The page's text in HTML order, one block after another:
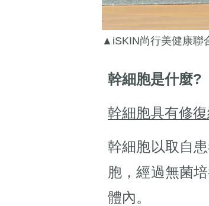
▲iSKIN尚行美健康聯
幹細胞是什麼?
幹細胞具有修復
幹細胞以取自
胞，經過無菌
體內。